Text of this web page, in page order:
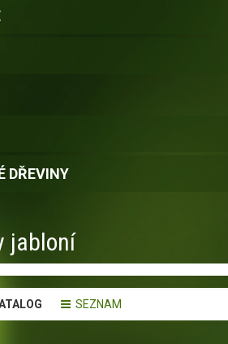
DŘEVINY
jabloní
SEZNAM